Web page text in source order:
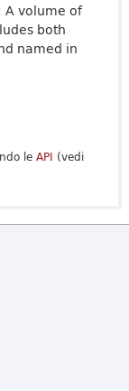
A volume of
both
named in
le API (vedi